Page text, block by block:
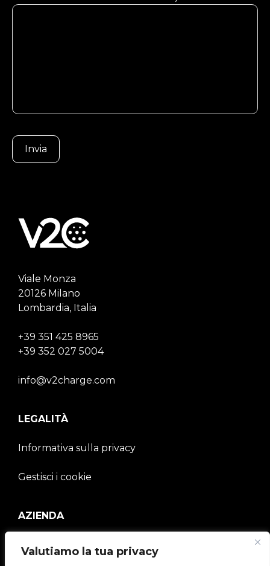
Valutiamo la tua privacy
Viale Monza
20126 Milano
Lombardia, Italia
+39 351 425 8965
+39 352 027 5004
info@v2charge.com
LEGALITÀ
Informativa sulla privacy
Gestisci i cookie
AZIENDA
V2C Community